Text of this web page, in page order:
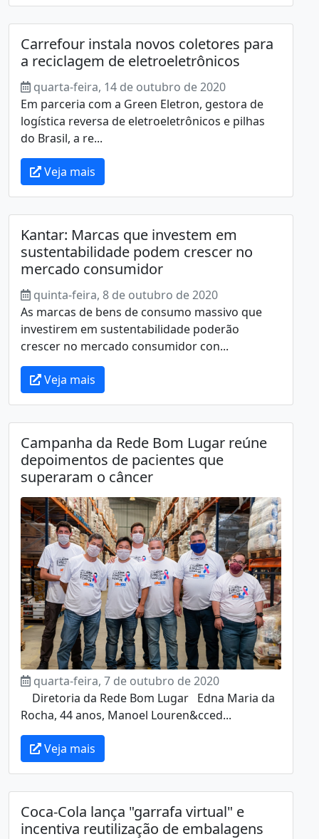
Carrefour instala novos coletores para
a reciclagem de eletroeletrônicos
quarta-feira, 14 de outubro de 2020
Em parceria com a Green Eletron, gestora de
logística reversa de eletroeletrônicos e pilhas
do Brasil, a re...
Veja mais
Kantar: Marcas que investem em
sustentabilidade podem crescer no
mercado consumidor
quinta-feira, 8 de outubro de 2020
As marcas de bens de consumo massivo que
investirem em sustentabilidade poderão
crescer no mercado consumidor con...
Veja mais
Campanha da Rede Bom Lugar reúne
depoimentos de pacientes que
superaram o câncer
quarta-feira, 7 de outubro de 2020
Diretoria da Rede Bom Lugar Edna Maria da
Rocha, 44 anos, Manoel Louren&cced...
Veja mais
Coca-Cola lança "garrafa virtual" e
incentiva reutilização de embalagens